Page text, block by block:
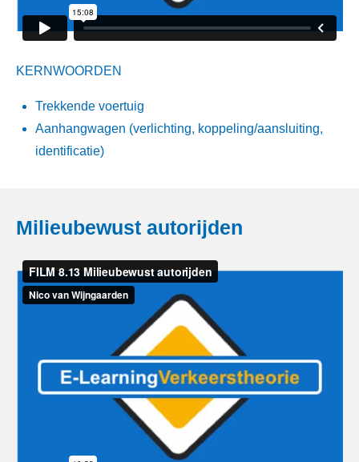
KERNWOORDEN
Trekkende voertuig
Aanhangwagen (verlichting, koppeling/aansluiting,
identificatie)
Milieubewust autorijden